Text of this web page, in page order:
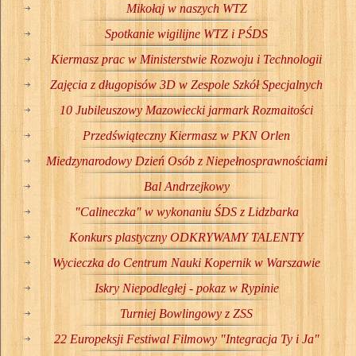
Mikołaj w naszych WTZ
Spotkanie wigilijne WTZ i PŚDS
Kiermasz prac w Ministerstwie Rozwoju i Technologii
Zajęcia z długopisów 3D w Zespole Szkół Specjalnych
10 Jubileuszowy Mazowiecki jarmark Rozmaitości
Przedświąteczny Kiermasz w PKN Orlen
Miedzynarodowy Dzień Osób z Niepełnosprawnościami
Bal Andrzejkowy
"Calineczka" w wykonaniu ŚDS z Lidzbarka
Konkurs plastyczny ODKRYWAMY TALENTY
Wycieczka do Centrum Nauki Kopernik w Warszawie
Iskry Niepodległej - pokaz w Rypinie
Turniej Bowlingowy z ZSS
22 Europeksji Festiwal Filmowy "Integracja Ty i Ja"